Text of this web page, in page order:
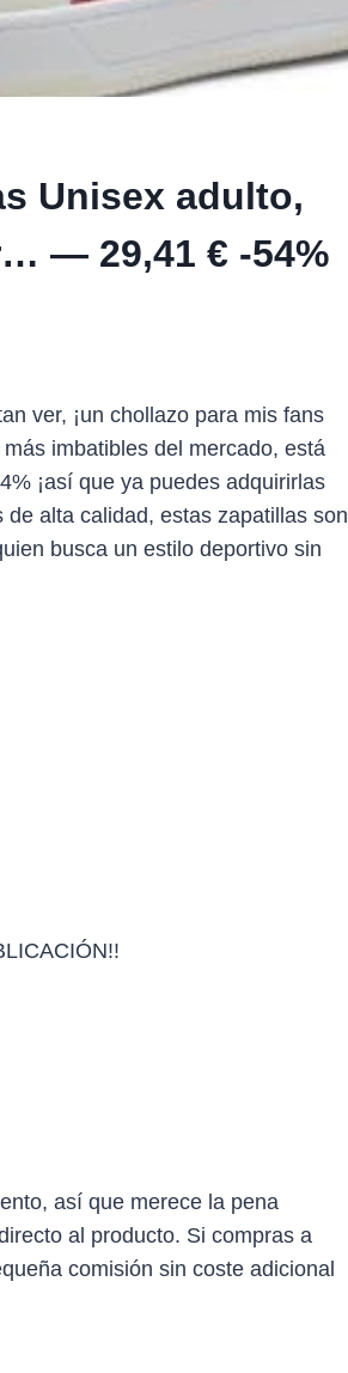
Unisex adulto,
— 29,41 € -54%
ver, ¡un chollazo para mis fans
imbatibles del mercado, está
¡así que ya puedes adquirirlas
alta calidad, estas zapatillas son
busca un estilo deportivo sin
así que merece la pena
al producto. Si compras a
comisión sin coste adicional